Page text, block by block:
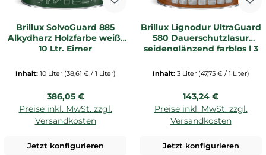
Brillux SolvoGuard 885
Alkydharz Holzfarbe weiß,
10 Ltr. Eimer
Inhalt: 10 Liter (38,61 € / 1 Liter)
Regulärer Preis:
386,05 €
Preise inkl. MwSt. zzgl.
Versandkosten
Jetzt konfigurieren
Brillux Lignodur UltraGuard
580 Dauerschutzlasur
seidenglänzend farblos | 3
Inhalt: 3 Liter (47,75 € / 1 Liter)
Regulärer Preis:
143,24 €
Preise inkl. MwSt. zzgl.
Versandkosten
Jetzt konfigurieren